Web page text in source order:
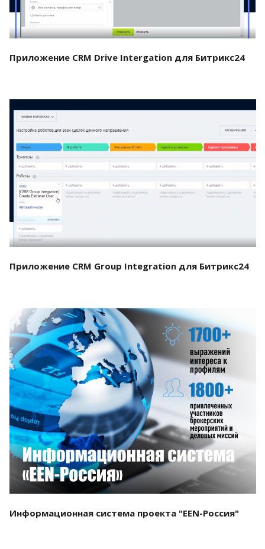
Приложение CRM Drive Intergation для Битрикс24
Смотреть проект
Приложение CRM Group Integration для Битрикс24
Смотреть проект
Информационная система проекта "EEN-Россия"